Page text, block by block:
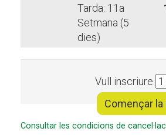
Tarda: 11a
Setmana (5
dies)
Vull inscriure
Començar
Consultar les condicions de